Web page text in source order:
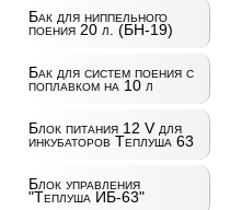
Бак для ниппельного
поения 20 л. (БН-19)
Бак для систем поения с
поплавком на 10 л
Блок питания 12 V для
инкубаторов Теплуша 63
Блок управления
"Теплуша ИБ-63"